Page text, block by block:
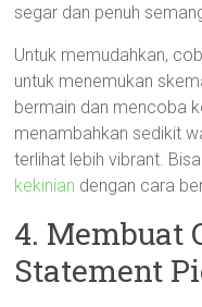
segar dan penuh
Untuk memudahkan,
untuk menemukan
bermain dan mencoba
menambahkan sedikit
terlihat lebih vibrant.
kekinian dengan cara
4. Membuat
Statement